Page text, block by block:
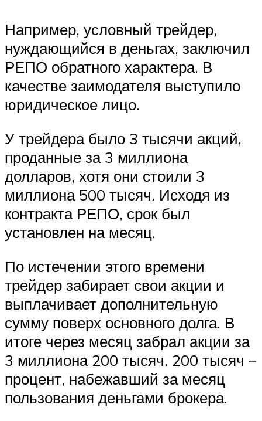
Например, условный трейдер,
нуждающийся в деньгах, заключил
РЕПО обратного характера. В
качестве заимодателя выступило
юридическое лицо.
У трейдера было 3 тысячи акций,
проданные за 3 миллиона
долларов, хотя они стоили 3
миллиона 500 тысяч. Исходя из
контракта РЕПО, срок был
установлен на месяц.
По истечении этого времени
трейдер забирает свои акции и
выплачивает дополнительную
сумму поверх основного долга. В
итоге через месяц забрал акции за
3 миллиона 200 тысяч. 200 тысяч –
процент, набежавший за месяц
пользования деньгами брокера.